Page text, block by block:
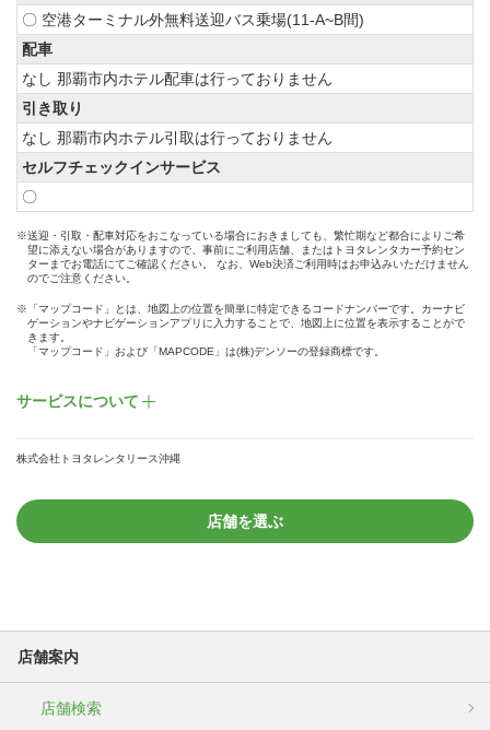
〇 空港ターミナル外無料送迎バス乗場(11-A~B間)
配車
なし 那覇市内ホテル配車は行っておりません
引き取り
なし 那覇市内ホテル引取は行っておりません
セルフチェックインサービス
〇
※送迎・引取・配車対応をおこなっている場合におきましても、繁忙期など都合によりご希
望に添えない場合がありますので、事前にご利用店舗、またはトヨタレンタカー予約セン
ターまでお電話にてご確認ください。 なお、Web決済ご利用時はお申込みいただけません
のでご注意ください。
※「マップコード」とは、地図上の位置を簡単に特定できるコードナンバーです。カーナビ
ゲーションやナビゲーションアプリに入力することで、地図上に位置を表示することがで
きます。
「マップコード」および「MAPCODE」は(株)デンソーの登録商標です。
サービスについて
株式会社トヨタレンタリース沖縄
店舗を選ぶ
店舗案内
店舗検索